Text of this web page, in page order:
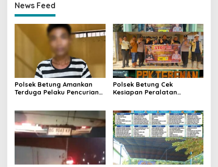
News Feed
Polsek Betung Amankan
Terduga Pelaku Pencurian
Polsek Betung Cek
Kesiapan Peralatan
Mitigasi Hadapi Musim
Kemarau 2026